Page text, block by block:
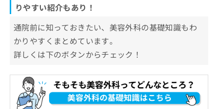
りやすい紹介もあり！
通院前に知っておきたい、美容外科の基礎知識もわ
かりやすくまとめています。
詳しくは下のボタンからチェック！